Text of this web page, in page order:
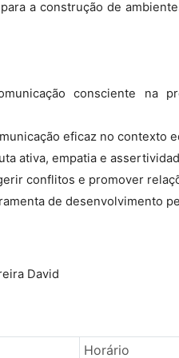
a construção de
consciente na
eficaz no contexto
ativa, empatia e
conflitos e promover
de desenvolvimento
David
Horário